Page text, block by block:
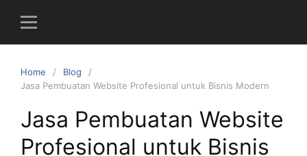
i
Home
Blog
Jasa Pembuatan Website Profesional untuk Bisnis Modern
Jasa Pembuatan Website
Profesional untuk Bisnis